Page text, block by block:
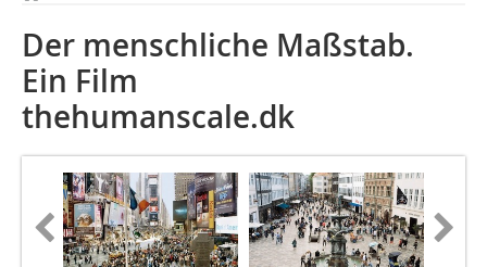
Der menschliche Maßstab.
Ein Film
thehumanscale.dk